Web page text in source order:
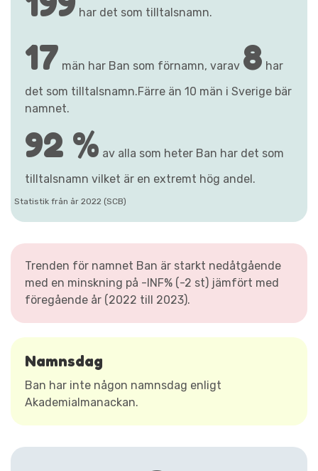
har det som tilltalsnamn.
17 män har Ban som förnamn, varav 8 har
det som tilltalsnamn.Färre än 10 män i Sverige bär
namnet.
92 % av alla som heter Ban har det som
tilltalsnamn vilket är en extremt hög andel.
Statistik från år 2022 (SCB)
Trenden för namnet Ban är starkt nedåtgående
med en minskning på -INF% (-2 st) jämfört med
föregående år (2022 till 2023).
Namnsdag
Ban har inte någon namnsdag enligt
Akademialmanackan.